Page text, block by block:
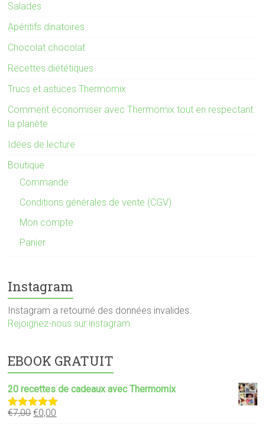
Salades
Apéritifs dinatoires
Chocolat chocolat
Recettes diététiques
Trucs et astuces Thermomix
Comment économiser avec Thermomix tout en respectant
la planète
Idées de lecture
Boutique
Commande
Conditions générales de vente (CGV)
Mon compte
Panier
Instagram
Instagram a retourné des données invalides.
Rejoignez-nous sur instagram
EBOOK GRATUIT
20 recettes de cadeaux avec Thermomix
Note5.00
€7,00 €0,00